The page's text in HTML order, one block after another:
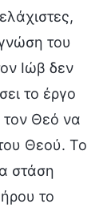
του
Ιώβ δεν
το έργο
τον Θεό να
Θεού. Το
στάση
το